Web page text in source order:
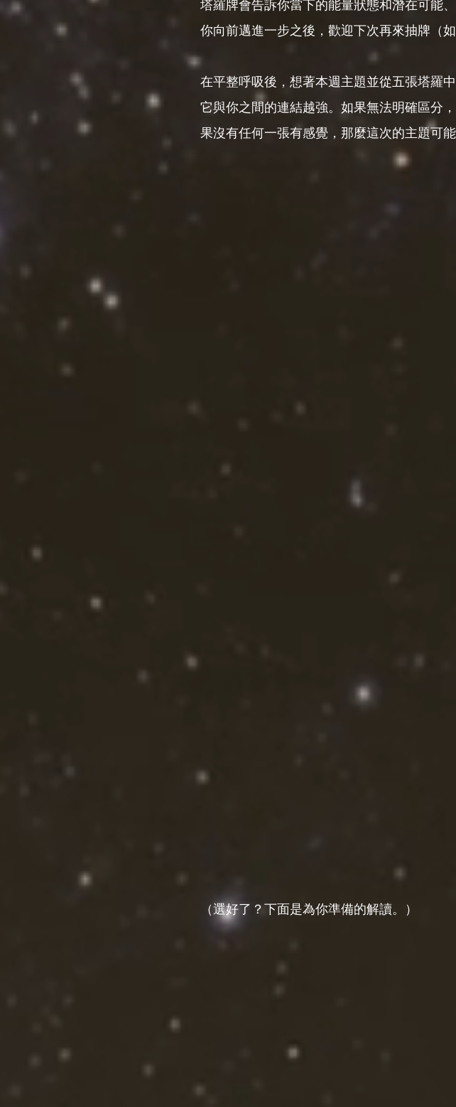
塔羅牌會告訴你當下的能量狀態和潛在可能
你向前邁進一步之後，歡迎下次再來抽牌（如
在平整呼吸後，想著本週主題並從五張塔羅
它與你之間的連結越強。如果無法明確區分
果沒有任何一張有感覺，那麼這次的主題可能
（選好了？下面是為你準備的解讀。）